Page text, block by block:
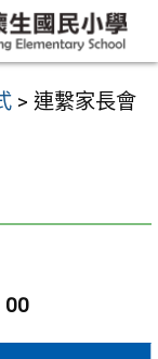
> 連繫家長會
00